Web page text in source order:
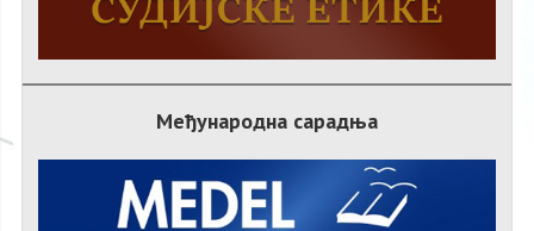
Међународна сарадња